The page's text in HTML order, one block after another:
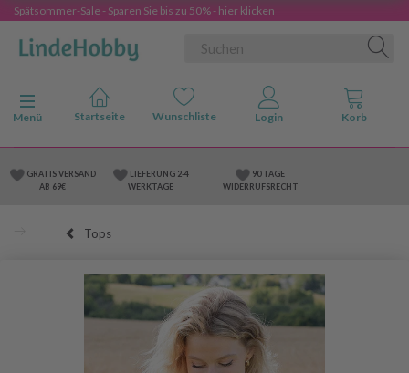
Spätsommer-Sale - Sparen Sie bis zu 50% - hier klicken
Anzeige ändern
Menü
GRATIS VERSAND
AB 69€
LIEFERUNG 2-4
WERKTAGE
90 TAGE
WIDERRUFSRECHT
Tops